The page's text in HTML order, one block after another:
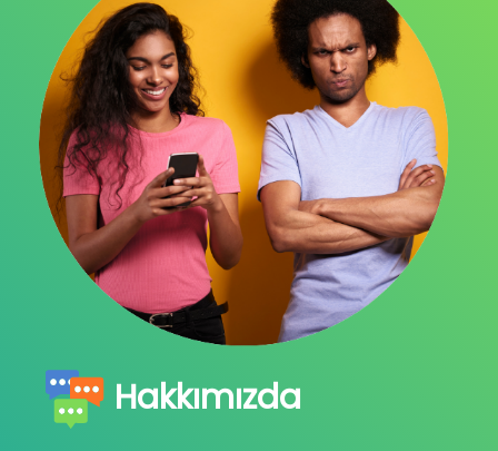
Hakkımızda